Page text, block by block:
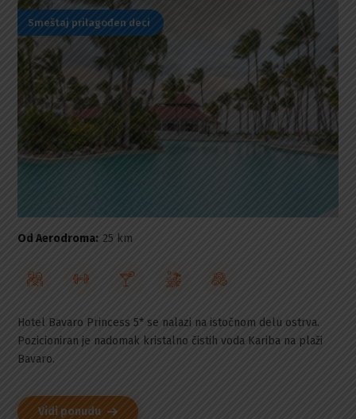
Smeštaj prilagođen deci
Od Aerodroma: 25 km
Hotel Bavaro Princess 5* se nalazi na istočnom delu ostrva.
Pozicioniran je nadomak kristalno čistih voda Kariba na plaži
Bavaro.
Vidi ponudu